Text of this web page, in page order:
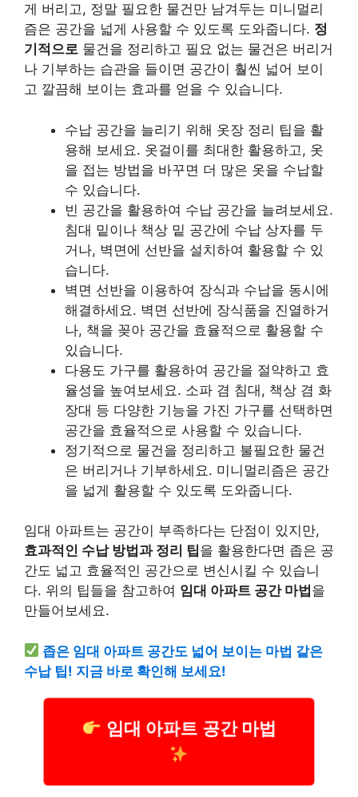
게 버리고, 정말 필요한 물건만 남겨두는 미니멀리
즘은 공간을 넓게 사용할 수 있도록 도와줍니다. 정
기적으로 물건을 정리하고 필요 없는 물건은 버리거
나 기부하는 습관을 들이면 공간이 훨씬 넓어 보이
고 깔끔해 보이는 효과를 얻을 수 있습니다.
수납 공간을 늘리기 위해 옷장 정리 팁을 활
용해 보세요. 옷걸이를 최대한 활용하고, 옷
을 접는 방법을 바꾸면 더 많은 옷을 수납할
수 있습니다.
빈 공간을 활용하여 수납 공간을 늘려보세요.
침대 밑이나 책상 밑 공간에 수납 상자를 두
거나, 벽면에 선반을 설치하여 활용할 수 있
습니다.
벽면 선반을 이용하여 장식과 수납을 동시에
해결하세요. 벽면 선반에 장식품을 진열하거
나, 책을 꽂아 공간을 효율적으로 활용할 수
있습니다.
다용도 가구를 활용하여 공간을 절약하고 효
율성을 높여보세요. 소파 겸 침대, 책상 겸 화
장대 등 다양한 기능을 가진 가구를 선택하면
공간을 효율적으로 사용할 수 있습니다.
정기적으로 물건을 정리하고 불필요한 물건
은 버리거나 기부하세요. 미니멀리즘은 공간
을 넓게 활용할 수 있도록 도와줍니다.
임대 아파트는 공간이 부족하다는 단점이 있지만,
효과적인 수납 방법과 정리 팁을 활용한다면 좁은 공
간도 넓고 효율적인 공간으로 변신시킬 수 있습니
다. 위의 팁들을 참고하여 임대 아파트 공간 마법 을
만들어보세요.
좁은 임대 아파트 공간도 넓어 보이는 마법 같은
수납 팁! 지금 바로 확인해 보세요!
임대 아파트 공간 마법